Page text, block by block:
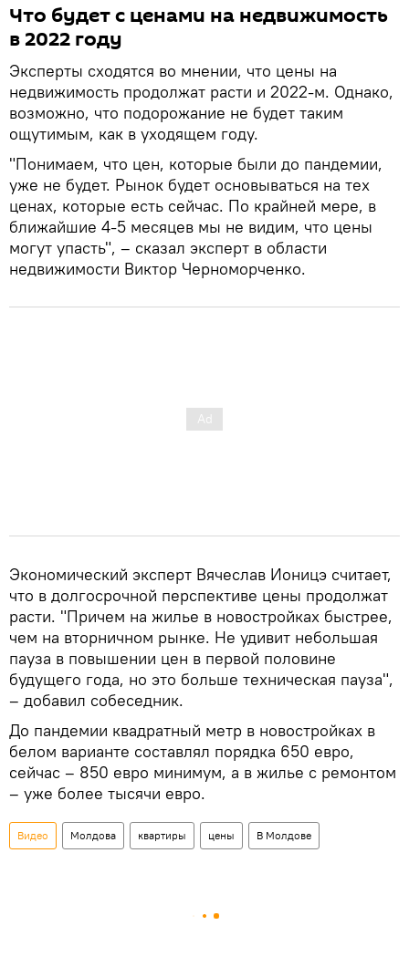
Что будет с ценами на недвижимость
в 2022 году
Эксперты сходятся во мнении, что цены на
недвижимость продолжат расти и 2022-м. Однако,
возможно, что подорожание не будет таким
ощутимым, как в уходящем году.
"Понимаем, что цен, которые были до пандемии,
уже не будет. Рынок будет основываться на тех
ценах, которые есть сейчас. По крайней мере, в
ближайшие 4-5 месяцев мы не видим, что цены
могут упасть", – сказал эксперт в области
недвижимости Виктор Черноморченко.
Экономический эксперт Вячеслав Ионицэ считает,
что в долгосрочной перспективе цены продолжат
расти. "Причем на жилье в новостройках быстрее,
чем на вторничном рынке. Не удивит небольшая
пауза в повышении цен в первой половине
будущего года, но это больше техническая пауза",
– добавил собеседник.
До пандемии квадратный метр в новостройках в
белом варианте составлял порядка 650 евро,
сейчас – 850 евро минимум, а в жилье с ремонтом
– уже более тысячи евро.
Видео Молдова квартиры цены В Молдове